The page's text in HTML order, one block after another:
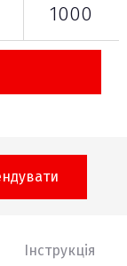
1000
Інструкція